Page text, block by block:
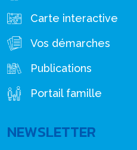
Carte interactive
Vos démarches
Publications
Portail famille
NEWSLETTER